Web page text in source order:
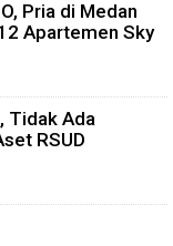
Pria di Medan
Apartemen Sky
Tidak Ada
RSUD